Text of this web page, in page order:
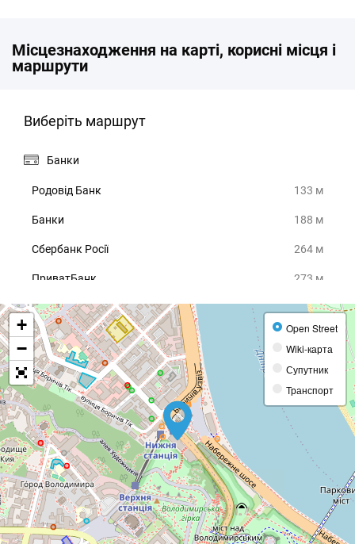
Місцезнаходження на карті, корисні місця і
маршрути
Виберіть маршрут
Банки
Родовід Банк 133 м
Банки 188 м
Сбербанк Росії 264 м
ПриватБанк 273 м
Crédit Agricole 283 м
Кафе
Кафе 59 м
Кафе 85 м
МакДональдз
McCafé 148 м
Маринад 154 м
Культура
Open Street
Wiki-карта
Супутник
Транспорт
+
−